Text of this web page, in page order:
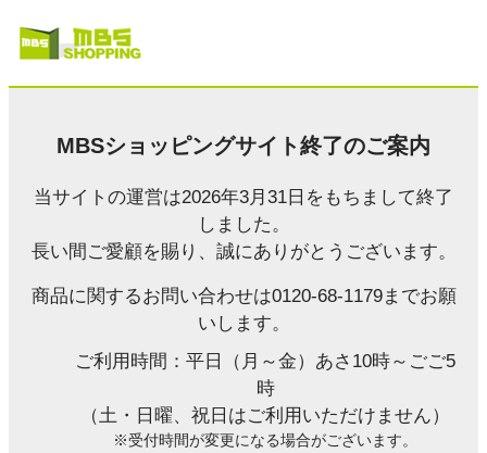
MBSショッピングサイト終了のご案内
当サイトの運営は2026年3月31日をもちまして終了
しました。
長い間ご愛顧を賜り、誠にありがとうございます。
商品に関するお問い合わせは0120-68-1179までお願
いします。
ご利用時間：平日（月～金）あさ10時～ごご5
時
（土・日曜、祝日はご利用いただけません）
※受付時間が変更になる場合がございます。